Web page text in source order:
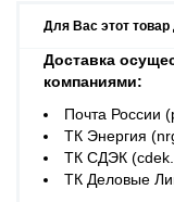
Для Вас этот
Доставка
компаниями:
Почта России
ТК Энергия
ТК СДЭК
ТК Деловые